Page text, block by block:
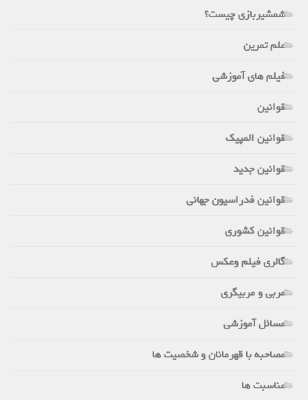
شمشیربازی چیست؟
علم تمرین
فیلم های آموزشی
قوانین
قوانین المپیک
قوانین جدید
قوانین فدراسیون جهانی
قوانین کشوری
گالری فیلم وعکس
مربی و مربیگری
مسائل آموزشی
مصاحبه با قهرمانان و شخصیت ها
مناسبت ها